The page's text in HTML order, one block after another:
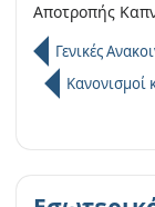
Αποτροπής
Γενικές
Κανονισμοί